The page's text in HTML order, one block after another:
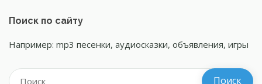
Поиск по сайту
Например: mp3 песенки, аудиосказки, объявления, игры